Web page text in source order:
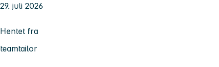
29. juli 2026
Hentet fra
teamtailor